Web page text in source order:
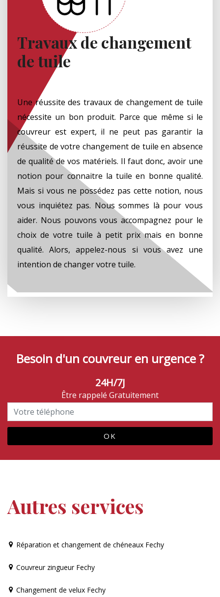
Travaux de changement
de tuile
Une réussite des travaux de changement de tuile
nécessite un bon produit. Parce que même si le
couvreur est expert, il ne peut pas garantir la
réussite de votre changement de tuile en absence
de qualité de vos matériels. Il faut donc, avoir une
notion pour connaitre la tuile en bonne qualité.
Mais si vous ne possédez pas cette notion, nous
vous inquiétez pas. Nous sommes là pour vous
aider. Nous pouvons vous accompagnez pour le
choix de votre tuile à petit prix mais en bonne
qualité. Alors, appelez-nous si vous avez une
intention de changer votre tuile.
Besoin d'un couvreur en urgence ?
24H/7J
Être rappelé Gratuitement
Autres services
Réparation et changement de chéneaux Fechy
Couvreur zingueur Fechy
Changement de velux Fechy